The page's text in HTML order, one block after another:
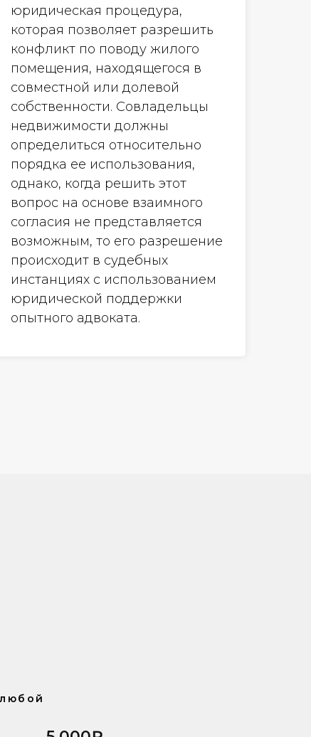
юридическая процедура,
которая позволяет разрешить
конфликт по поводу жилого
помещения, находящегося в
совместной или долевой
собственности. Совладельцы
недвижимости должны
определиться относительно
порядка ее использования,
однако, когда решить этот
вопрос на основе взаимного
согласия не представляется
возможным, то его разрешение
происходит в судебных
инстанциях с использованием
юридической поддержки
опытного адвоката.